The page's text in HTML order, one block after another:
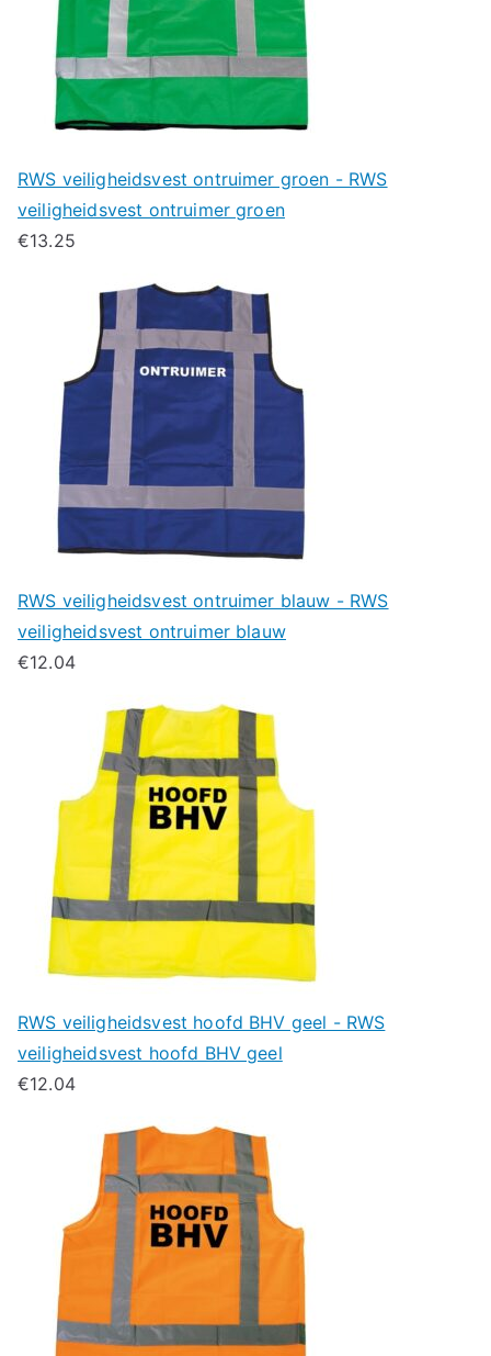
RWS veiligheidsvest ontruimer groen - RWS
veiligheidsvest ontruimer groen
€13.25
RWS veiligheidsvest ontruimer blauw - RWS
veiligheidsvest ontruimer blauw
€12.04
RWS veiligheidsvest hoofd BHV geel - RWS
veiligheidsvest hoofd BHV geel
€12.04